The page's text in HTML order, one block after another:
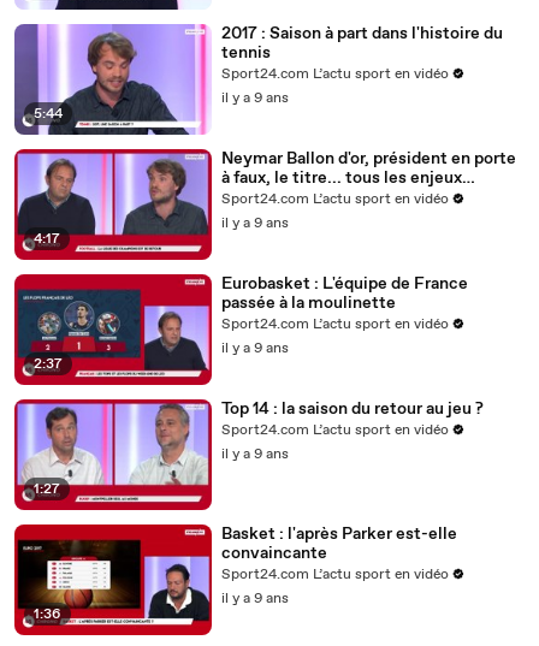
5:44
2017 : Saison à part dans l'histoire du
tennis
Sport24.com L’actu sport en vidéo
il y a 9 ans
4:17
Neymar Ballon d'or, président en porte
à faux, le titre... tous les enjeux
parisiens en Ligue des Champions
Sport24.com L’actu sport en vidéo
il y a 9 ans
2:37
Eurobasket : L'équipe de France
passée à la moulinette
Sport24.com L’actu sport en vidéo
il y a 9 ans
1:27
Top 14 : la saison du retour au jeu ?
Sport24.com L’actu sport en vidéo
il y a 9 ans
1:36
Basket : l'après Parker est-elle
convaincante
Sport24.com L’actu sport en vidéo
il y a 9 ans